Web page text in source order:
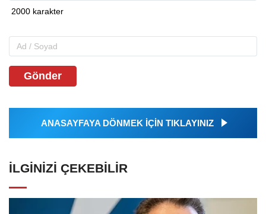
Gönder
ANASAYFAYA DÖNMEK İÇİN TIKLAYINIZ
İLGINIZI ÇEKEBILIR